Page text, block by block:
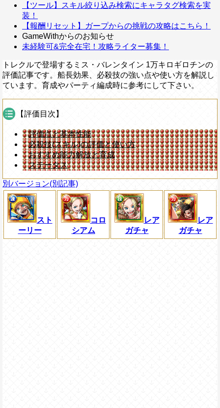
【ツール】スキル絞り込み検索にキャラタグ検索を実
装！
【報酬リセット】ガープからの挑戦の攻略はこちら！
GameWithからのお知らせ
未経験可&完全在宅！攻略ライター募集！
トレクルで登場するミス・バレンタイン 1万キロギロチンの
評価記事です。船長効果、必殺技の強い点や使い方を解説し
ています。育成やパーティ編成時に参考にして下さい。
【評価目次】
評価点と基本性能
必殺技(スキル)の評価と使い方
おすすめ能力解放と育成
ステータス
別バージョン(別記事)
スト
ーリー
コロ
シアム
レア
ガチャ
レア
ガチャ